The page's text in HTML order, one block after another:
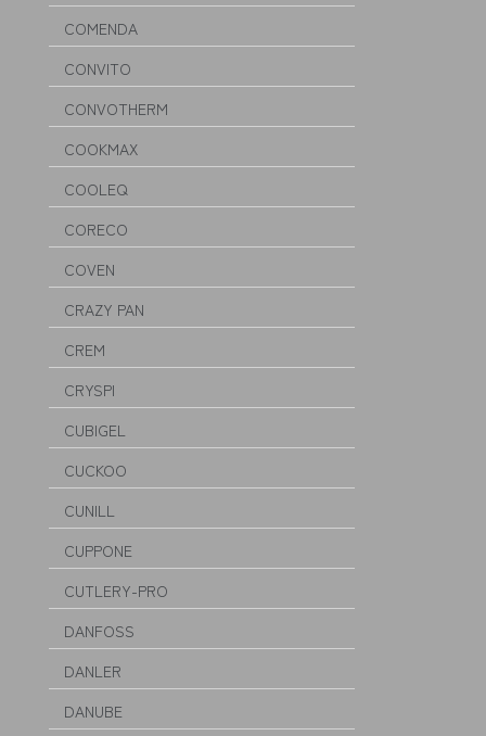
COMENDA
CONVITO
CONVOTHERM
COOKMAX
COOLEQ
CORECO
COVEN
CRAZY PAN
CREM
CRYSPI
CUBIGEL
CUCKOO
CUNILL
CUPPONE
CUTLERY-PRO
DANFOSS
DANLER
DANUBE